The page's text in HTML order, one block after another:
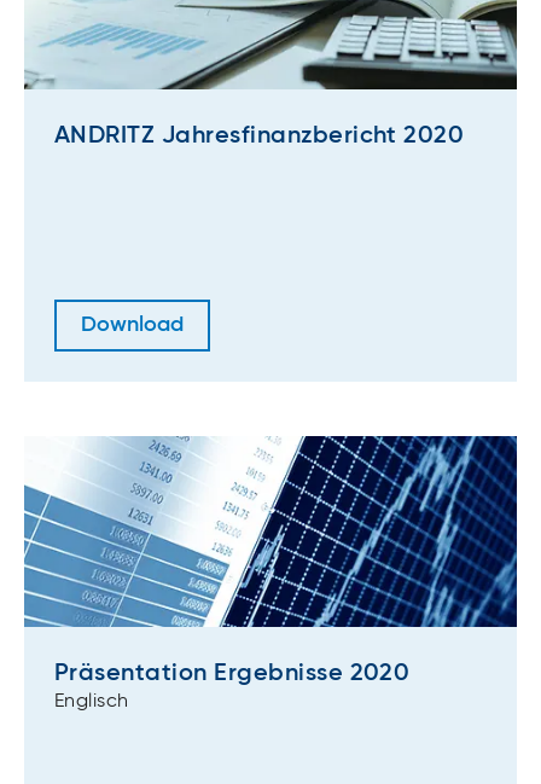
ANDRITZ Jahresfinanzbericht 2020
Download
Präsentation Ergebnisse 2020
Englisch